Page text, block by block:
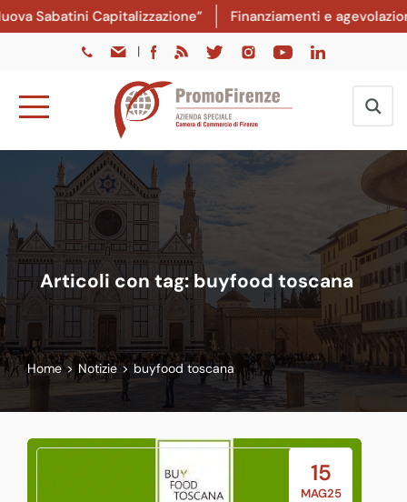
Sabatini Capitalizzazione” Finanziamenti e
|
Articoli con tag: buyfood toscana
Home > Notizie > buyfood toscana
15
MAG25